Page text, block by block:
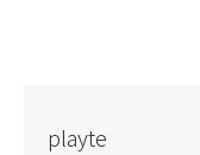
playte